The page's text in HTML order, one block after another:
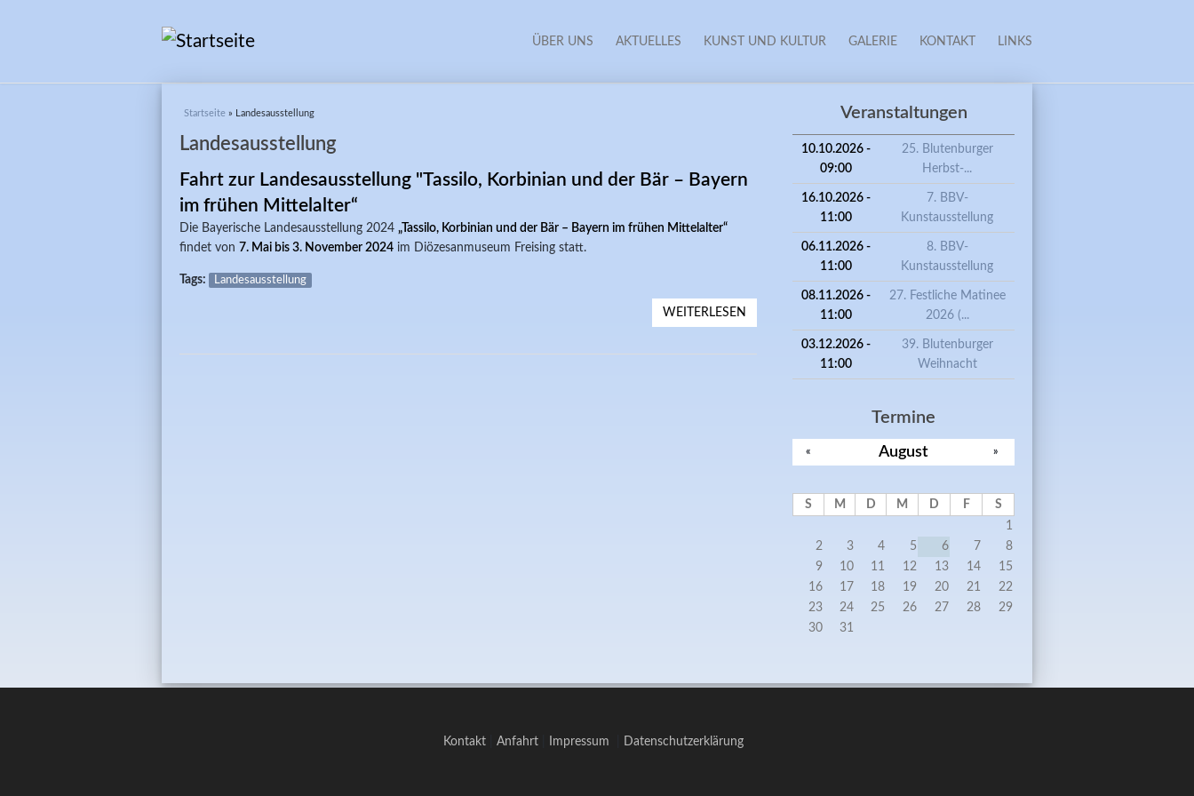
ÜBER UNS AKTUELLES KUNST UND KULTUR GALERIE KONTAKT LINKS
Sie sind hier
Startseite » Landesausstellung
Landesausstellung
Fahrt zur Landesausstellung "Tassilo, Korbinian und der Bär – Bayern
im frühen Mittelalter“
Die Bayerische Landesausstellung 2024 „Tassilo, Korbinian und der Bär – Bayern im frühen Mittelalter“
findet von 7. Mai bis 3. November 2024 im Diözesanmuseum Freising statt.
Tags: Landesausstellung
WEITERLESEN
ÜBER FAHRT ZUR LANDESAUSSTELLUNG "TASSILO, KORBINIAN UND DER
BÄR – BAYERN IM FRÜHEN MITTELALTER“
Veranstaltungen
10.10.2026 -
09:00
25. Blutenburger
Herbst-...
16.10.2026 -
11:00
7. BBV-
Kunstausstellung
06.11.2026 -
11:00
8. BBV-
Kunstausstellung
08.11.2026 -
11:00
27. Festliche Matinee
2026 (...
03.12.2026 -
11:00
39. Blutenburger
Weihnacht
Termine
August
« »
S M D M D F
S
1
2
3 4 5 6 7
8
9
10 11 12 13 14
15
16
17 18 19 20 21
22
23
24 25 26 27 28
29
30
31
Kontakt Anfahrt Impressum Datenschutzerklärung